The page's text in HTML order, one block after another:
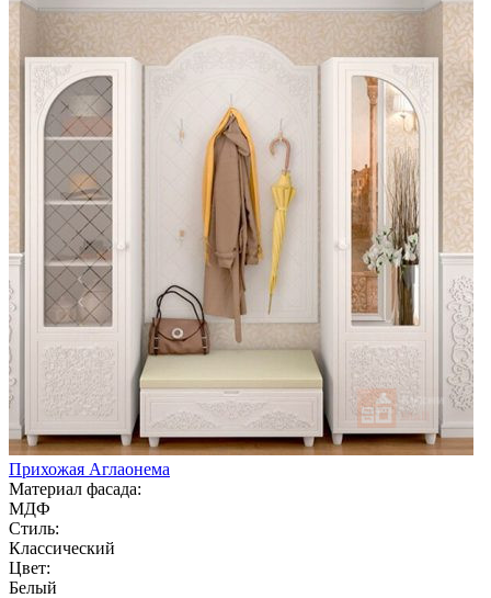
Прихожая Аглаонема
Материал фасада:
МДФ
Стиль:
Классический
Цвет:
Белый